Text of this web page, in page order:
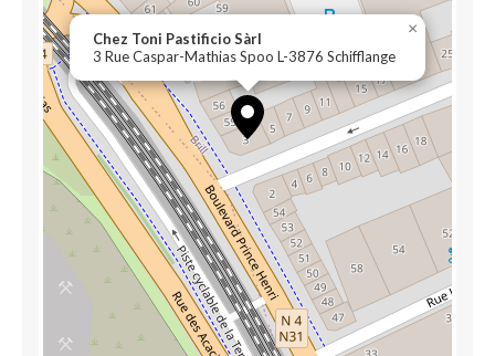
Chez Toni Pastificio Sàrl
3 Rue Caspar-Mathias Spoo L-3876 Schifflange
×